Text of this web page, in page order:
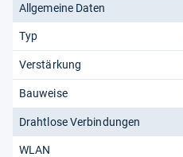
Allgemeine Daten
Typ
Verstärkung
Bauweise
Drahtlose Verbindungen
WLAN